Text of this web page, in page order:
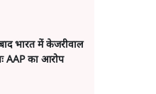
भारत में केजरीवाल
AAP का आरोप